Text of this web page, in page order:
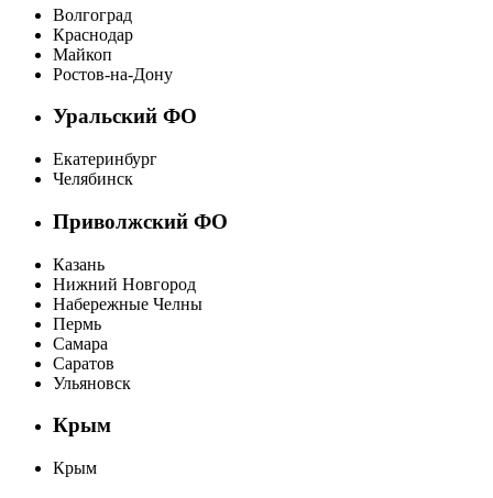
Волгоград
Краснодар
Майкоп
Ростов-на-Дону
Уральский ФО
Екатеринбург
Челябинск
Приволжский ФО
Казань
Нижний Новгород
Набережные Челны
Пермь
Самара
Саратов
Ульяновск
Крым
Крым